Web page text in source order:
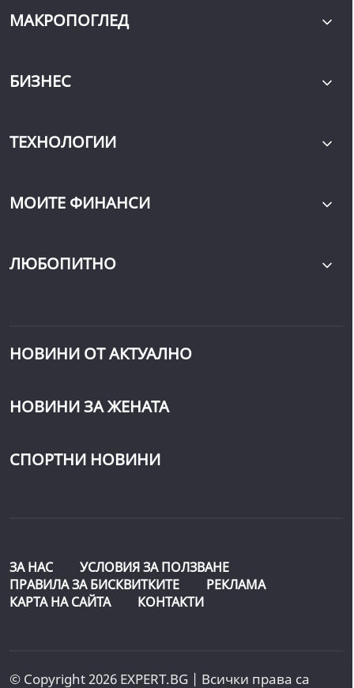
МАКРОПОГЛЕД
БИЗНЕС
ТЕХНОЛОГИИ
МОИТЕ ФИНАНСИ
ЛЮБОПИТНО
НОВИНИ ОТ АКТУАЛНО
НОВИНИ ЗА ЖЕНАТА
СПОРТНИ НОВИНИ
ЗА НАС
УСЛОВИЯ ЗА ПОЛЗВАНЕ
ПРАВИЛА ЗА БИСКВИТКИТЕ
РЕКЛАМА
КАРТА НА САЙТА
КОНТАКТИ
© Copyright 2026 EXPERT.BG | Всички права са